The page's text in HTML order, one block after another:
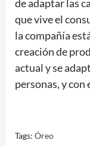
de adaptar las
que vive el
la compañía
creación de
actual y se
personas, y con
Tags: Óreo